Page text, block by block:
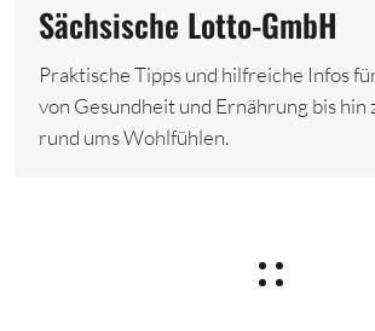
Sächsische Lotto-GmbH
Praktische Tipps und hilfreiche Infos
von Gesundheit und Ernährung bis hin
rund ums Wohlfühlen.